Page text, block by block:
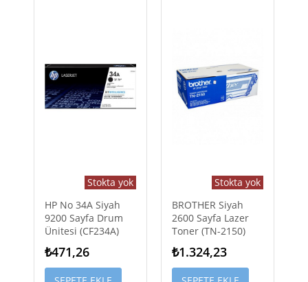
Stokta yok
HP No 34A Siyah
9200 Sayfa Drum
Ünitesi (CF234A)
₺471,26
Stokta yok
BROTHER Siyah
2600 Sayfa Lazer
Toner (TN-2150)
₺1.324,23